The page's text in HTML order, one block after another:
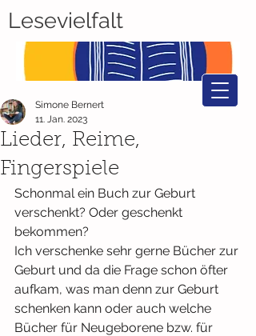
Lesevielfalt
Lieder, Reime,
Fingerspiele
Simone Bernert
11. Jan. 2023
Schonmal ein Buch zur Geburt
verschenkt? Oder geschenkt
bekommen?
Ich verschenke sehr gerne Bücher zur
Geburt und da die Frage schon öfter
aufkam, was man denn zur Geburt
schenken kann oder auch welche
Bücher für Neugeborene bzw. für